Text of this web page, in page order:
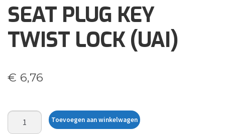
SEAT PLUG KEY
TWIST LOCK (UAI)
€ 6,76
SEAT
PLUG
Toevoegen aan winkelwagen